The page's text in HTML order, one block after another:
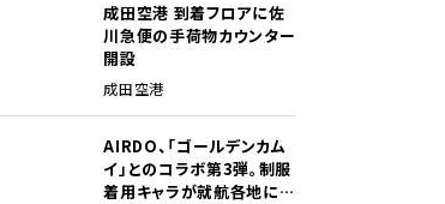
成田空港 到着フロアに佐
川急便の手荷物カウンター
開設
成田空港
AIRDO、「ゴールデンカム
イ」とのコラボ第3弾。制服
着用キャラが就航各地に登